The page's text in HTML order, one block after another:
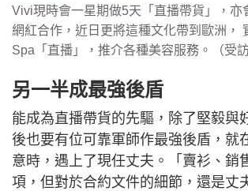
Vivi現時會一星期做5天「直播帶貨」，亦
網紅合作，近日更將這種文化帶到歐洲，
Spa「直播」，推介各種美容服務。（受訪
另一半成最強後盾
能成為直播帶貨的先驅，除了堅毅與
後也要有位可靠軍師作最強後盾，就
意時，遇上了現任丈夫。「賣衫、銷
項，但對於合約文件的細節，還是丈